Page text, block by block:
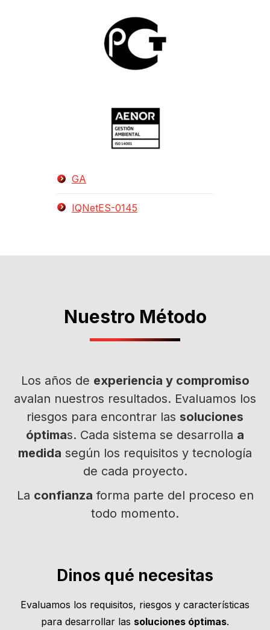
GA
IQNetES-0145
Nuestro Método
Los años de experiencia y compromiso
avalan nuestros resultados. Evaluamos los
riesgos para encontrar las soluciones
óptimas. Cada sistema se desarrolla a
medida según los requisitos y tecnología
de cada proyecto.
La confianza forma parte del proceso en
todo momento.
Dinos qué necesitas
Evaluamos los requisitos, riesgos y características
para desarrollar las soluciones óptimas.